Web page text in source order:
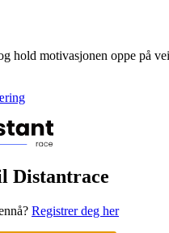
hold motivasjonen oppe på
Distantrace
Registrer deg her